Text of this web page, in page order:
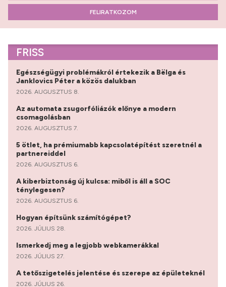
FELIRATKOZOM
FRISS
Egészségügyi problémákról értekezik a Bëlga és
Janklovics Péter a közös dalukban
2026. AUGUSZTUS 8.
Az automata zsugorfóliázók előnye a modern
csomagolásban
2026. AUGUSZTUS 7.
5 ötlet, ha prémiumabb kapcsolatépítést szeretnél a
partnereiddel
2026. AUGUSZTUS 6.
A kiberbiztonság új kulcsa: miből is áll a SOC
ténylegesen?
2026. AUGUSZTUS 6.
Hogyan építsünk számítógépet?
2026. JÚLIUS 28.
Ismerkedj meg a legjobb webkamerákkal
2026. JÚLIUS 27.
A tetőszigetelés jelentése és szerepe az épületeknél
2026. JÚLIUS 26.